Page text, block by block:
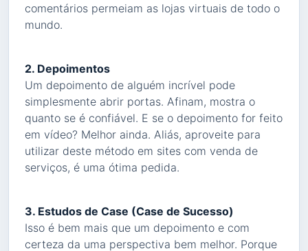
comentários permeiam as lojas virtuais de todo o
mundo.
2. Depoimentos
Um depoimento de alguém incrível pode
simplesmente abrir portas. Afinam, mostra o
quanto se é confiável. E se o depoimento for feito
em vídeo? Melhor ainda. Aliás, aproveite para
utilizar deste método em sites com venda de
serviços, é uma ótima pedida.
3. Estudos de Case (Case de Sucesso)
Isso é bem mais que um depoimento e com
certeza da uma perspectiva bem melhor. Porque